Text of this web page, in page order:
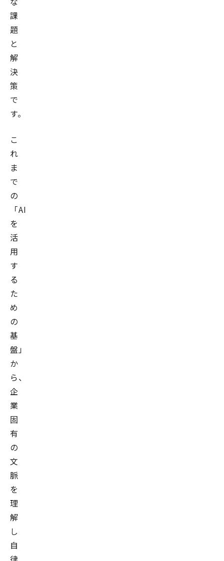
課
題
と
解
決
策
で
す。
こ
れ
ま
で
の
「AI
を
活
用
す
る
た
め
の
基
盤」
か
ら、
企
業
固
有
の
文
脈
を
理
解
し
自